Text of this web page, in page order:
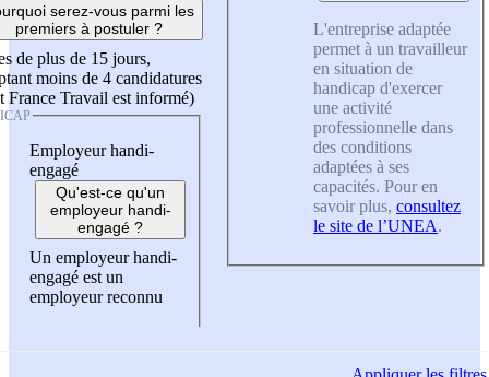
serez-vous parmi les
premiers à postuler ?
de plus de 15 jours,
moins de 4 candidatures
France Travail est informé)
Employeur handi-
engagé
Qu'est-ce qu'un
employeur handi-
engagé ?
Un employeur handi-
engagé est un
employeur reconnu
L'entreprise adaptée
permet à un travailleur
en situation de
handicap d'exercer
une activité
professionnelle dans
des conditions
adaptées à ses
capacités. Pour en
savoir plus, consultez
le site de l’UNEA.